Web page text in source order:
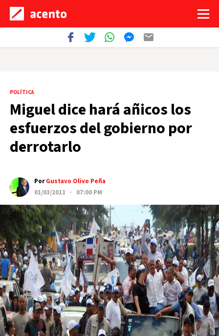
POLÍTICA
Miguel dice hará añicos los
esfuerzos del gobierno por
derrotarlo
PorGustavo Olivo Peña
01/03/2011 · 07:00 PM